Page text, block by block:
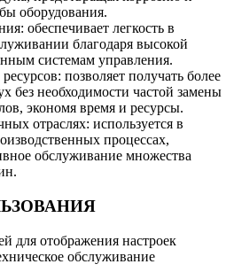
оборудования.
обеспечивает легкость в
благодаря высокой
системам управления.
позволяет получать более
без необходимости частой замены
экономя время и ресурсы.
отраслях: используется в
процессах,
обслуживание множества
для отображения настроек
обслуживание